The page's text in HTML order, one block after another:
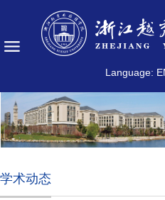
Language:
学术动态